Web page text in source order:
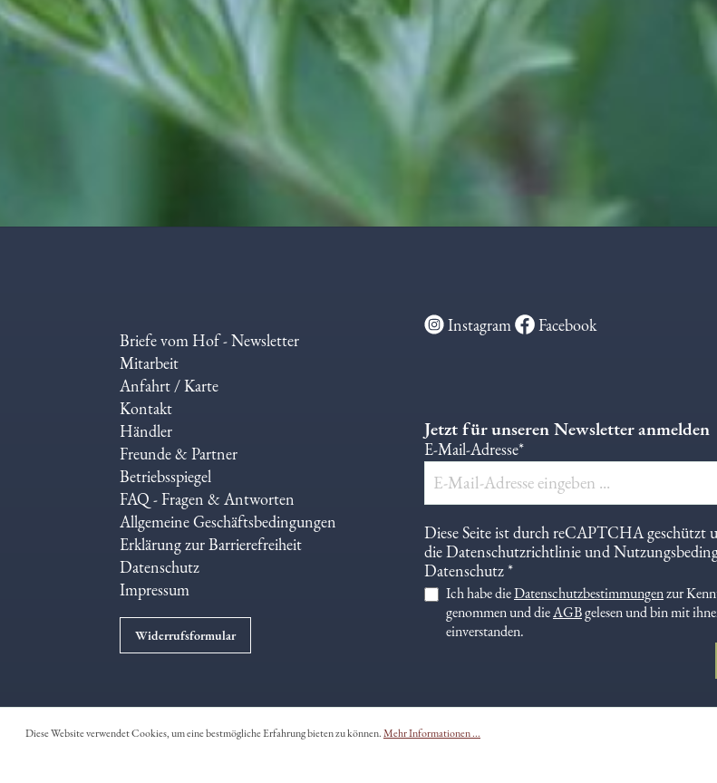
Instagram Facebook
Jetzt für unseren Newsletter anmelden
E-Mail-Adresse*
Diese Seite ist durch reCAPTCHA geschützt
dieDatenschutzrichtlinie und
Datenschutz *
Ich habe dieDatenschutzbestimmungenzur
genommen und dieAGBgelesen und bin mit
einverstanden.
Briefe vom Hof - Newsletter
Mitarbeit
Anfahrt / Karte
Kontakt
Händler
Freunde & Partner
Betriebsspiegel
FAQ - Fragen & Antworten
Allgemeine Geschäftsbedingungen
Erklärung zur Barrierefreiheit
Datenschutz
Impressum
Widerrufsformular
* Sofern nicht anders gekennzeichnet (*), handelt es sich um
Diese Website verwendet Cookies, um eine bestmögliche Erfahrung bieten zu können.Mehr Informationen ...